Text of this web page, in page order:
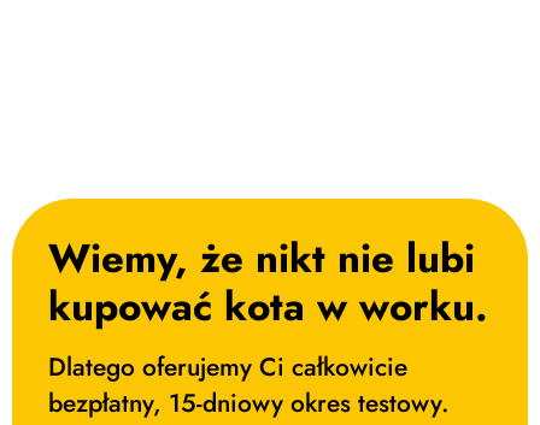
Wiemy, że nikt nie lubi
kupować kota w worku. ​
Dlatego oferujemy Ci całkowicie
bezpłatny, 15-dniowy okres testowy.